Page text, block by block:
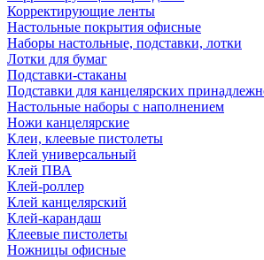
Корректирующие ленты
Настольные покрытия офисные
Наборы настольные, подставки, лотки
Лотки для бумаг
Подставки-стаканы
Подставки для канцелярских
Настольные наборы с наполнением
Ножи канцелярские
Клеи, клеевые пистолеты
Клей универсальный
Клей ПВА
Клей-роллер
Клей канцелярский
Клей-карандаш
Клеевые пистолеты
Ножницы офисные